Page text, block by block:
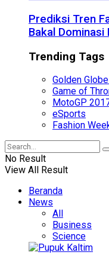
Prediksi Tren
Bakal Dominasi
Trending Tags
Golden
Game of
MotoGP
eSports
Fashion
No Result
View All Result
Beranda
News
All
Business
Science